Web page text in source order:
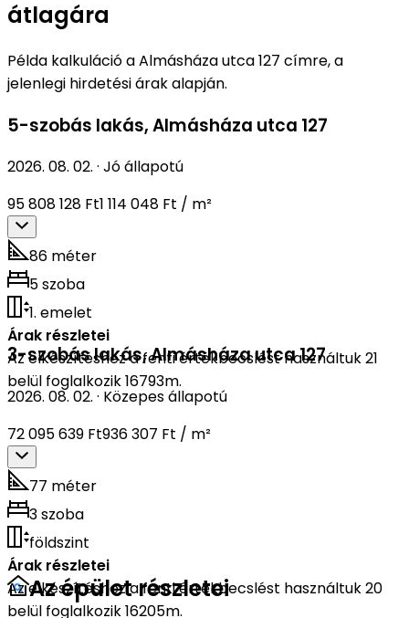
átlagára
Példa kalkuláció a Almásháza utca 127 címre, a
jelenlegi hirdetési árak alapján.
5-szobás lakás,Almásháza utca 127
2026. 08. 02. · Jó állapotú
95 808 128 Ft1 114 048 Ft / m²
86 méter
5 szoba
1. emelet
Árak részletei
Az elkészítéshez a fenti értékbecslést használtuk 21
belül foglalkozik 16793m.
3-szobás lakás,Almásháza utca 127
2026. 08. 02. · Közepes állapotú
72 095 639 Ft936 307 Ft / m²
77 méter
3 szoba
földszint
Árak részletei
Az elkészítéshez a fenti értékbecslést használtuk 20
belül foglalkozik 16205m.
Az épület részletei